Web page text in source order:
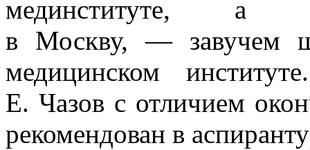
мединституте, а
в Москву, — завучем
медицинском
Е. Чазов с отличием
рекомендован в